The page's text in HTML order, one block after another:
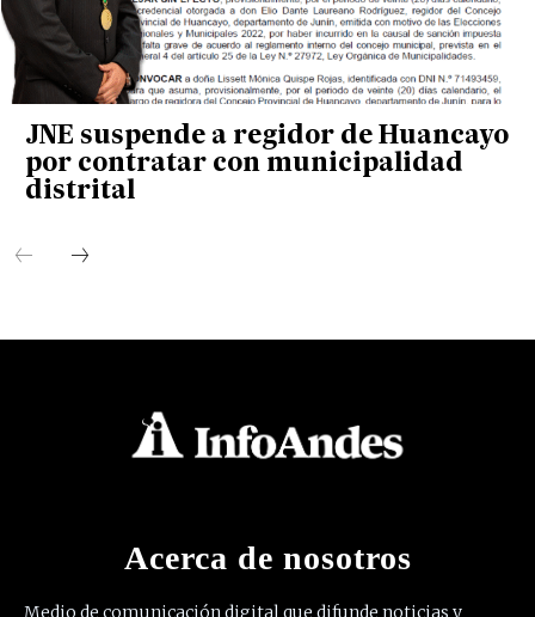
JNE suspende a regidor de Huancayo
por contratar con municipalidad
distrital
Acerca de nosotros
Medio de comunicación digital que difunde noticias y